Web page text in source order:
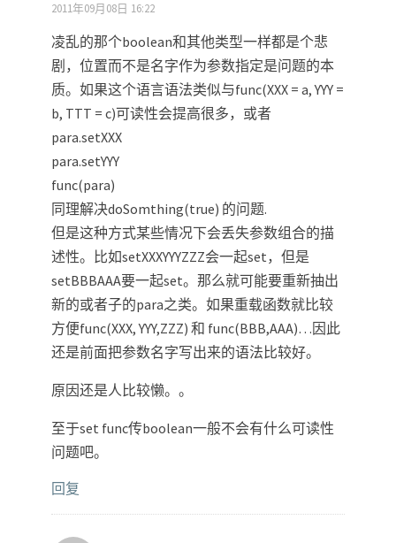
2011年09月08日 16:22
凌乱的那个boolean和其他类型一样都是个悲
剧，位置而不是名字作为参数指定是问题的本
质。如果这个语言语法类似与func(XXX = a, YYY =
b, TTT = c)可读性会提高很多，或者
para.setXXX
para.setYYY
func(para)
同理解决doSomthing(true) 的问题.
但是这种方式某些情况下会丢失参数组合的描
述性。比如setXXXYYYZZZ会一起set，但是
setBBBAAA要一起set。那么就可能要重新抽出
新的或者子的para之类。如果重载函数就比较
方便func(XXX, YYY,ZZZ) 和 func(BBB,AAA)…因此
还是前面把参数名字写出来的语法比较好。
原因还是人比较懒。。
至于set func传boolean一般不会有什么可读性
问题吧。
回复